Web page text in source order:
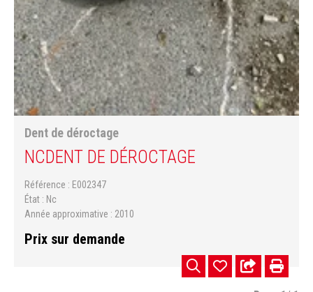
Dent de déroctage
NCDENT DE DÉROCTAGE
Référence
E002347
État
Nc
Année approximative
2010
Prix sur demande